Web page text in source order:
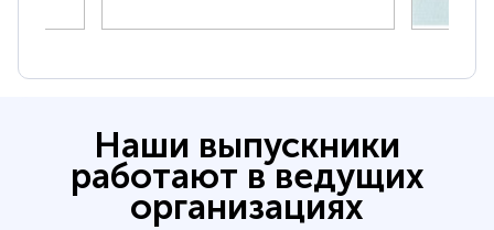
Наши выпускники
работают в ведущих
организациях